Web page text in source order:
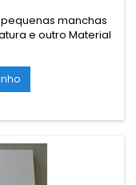
pequenas manchas
e outro Material
e para o
por email para
of catalogues,
to foreign must be